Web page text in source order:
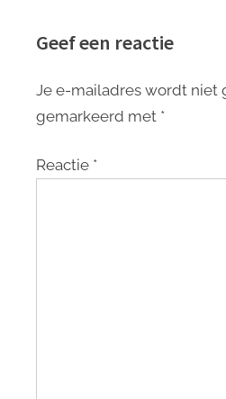
Geef een reactie
Je e-mailadres wordt niet
gemarkeerd met *
Reactie *